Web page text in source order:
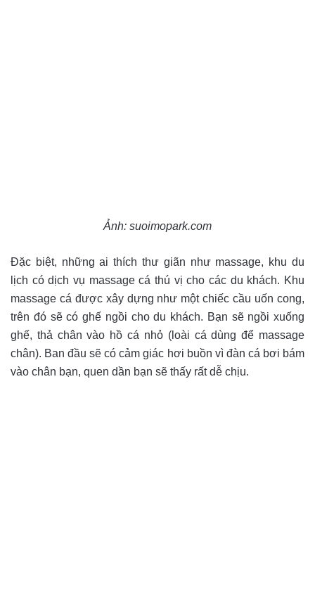
Ảnh: suoimopark.com
Đặc biệt, những ai thích thư giãn như massage, khu du
lịch có dịch vụ massage cá thú vị cho các du khách. Khu
massage cá được xây dựng như một chiếc cầu uốn cong,
trên đó sẽ có ghế ngồi cho du khách. Bạn sẽ ngồi xuống
ghế, thả chân vào hồ cá nhỏ (loài cá dùng để massage
chân). Ban đầu sẽ có cảm giác hơi buồn vì đàn cá bơi bám
vào chân bạn, quen dần bạn sẽ thấy rất dễ chịu.